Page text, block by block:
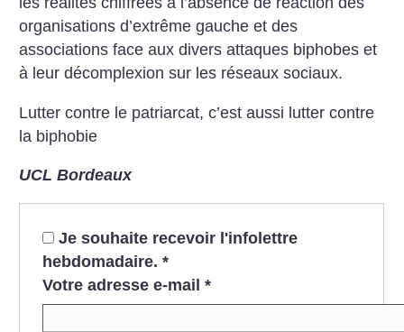
organisations d’extrême gauche et des
associations face aux divers attaques biphobes et
à leur décomplexion sur les réseaux sociaux.
Lutter contre le patriarcat, c’est aussi lutter contre
la biphobie
UCL Bordeaux
Je souhaite recevoir l'infolettre
hebdomadaire. *
Votre adresse e-mail *